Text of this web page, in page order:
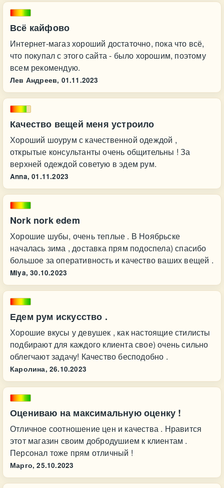
Всё кайфово
Интернет-магаз хороший достаточно, пока что всё,
что покупал с этого сайта - было хорошим, поэтому
всем рекомендую.
Лев Андреев, 01.11.2023
Качество вещей меня устроило
Хороший шоурум с качественной одеждой ,
открытые консультанты очень общительны ! За
верхней одеждой советую в эдем рум.
Anna, 01.11.2023
Nork nork edem
Хорошие шубы, очень теплые . В Ноябрьске
началась зима , доставка прям подоспела) спасибо
большое за оперативность и качество ваших вещей .
Miya, 30.10.2023
Едем рум искусство .
Хорошие вкусы у девушек , как настоящие стилисты
подбирают для каждого клиента свое) очень сильно
облегчают задачу! Качество бесподобно .
Каролина, 26.10.2023
Оцениваю на максимальную оценку !
Отличное соотношение цен и качества . Нравится
этот магазин своим добродушием к клиентам .
Персонал тоже прям отличный !
Марго, 25.10.2023